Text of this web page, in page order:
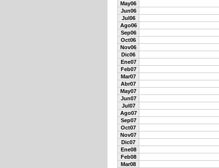
May06
Jun06
Jul06
Ago06
Sep06
Oct06
Nov06
Dic06
Ene07
Feb07
Mar07
Abr07
May07
Jun07
Jul07
Ago07
Sep07
Oct07
Nov07
Dic07
Ene08
Feb08
Mar08